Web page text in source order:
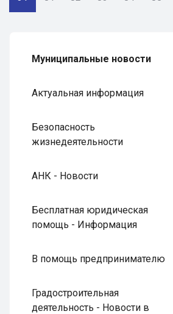
Муниципальные новости
Актуальная информация
Безопасность
жизнедеятельности
АНК - Новости
Бесплатная юридическая
помощь - Информация
В помощь предпринимателю
Градостроительная
деятельность - Новости в